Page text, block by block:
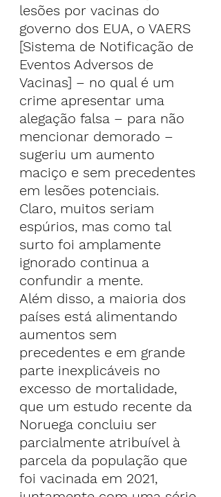
lesões por vacinas do
governo dos EUA, o VAERS
[Sistema de Notificação de
Eventos Adversos de
Vacinas] – no qual é um
crime apresentar uma
alegação falsa – para não
mencionar demorado –
sugeriu um aumento
maciço e sem precedentes
em lesões potenciais.
Claro, muitos seriam
espúrios, mas como tal
surto foi amplamente
ignorado continua a
confundir a mente.
Além disso, a maioria dos
países está alimentando
aumentos sem
precedentes e em grande
parte inexplicáveis no
excesso de mortalidade,
que um estudo recente da
Noruega concluiu ser
parcialmente atribuível à
parcela da população que
foi vacinada em 2021,